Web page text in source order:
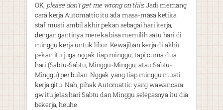
OK, please don’t get me wrong on this. Jadi memang
cara kerja Automattic itu ada masa-masa ketika
staf musti ambil akhir pekan sebagai hari kerja,
dengan gantinya mereka bisa memilih satu hari di
minggu kerja untuk libur. Kewajiban kerja di akhir
pekan itu juga nggak tiap minggu, tapi cuma dua
hari (Sabtu-Sabtu, Minggu-Minggu, atau Sabtu-
Minggu) per bulan. Nggak yang tiap minggu musti
kerja gitu. Nah, pihak Automattic yang wawancara
gw itu jelas hari Sabtu dan Minggu selepasnya itu dia
bekerja, heuhe.